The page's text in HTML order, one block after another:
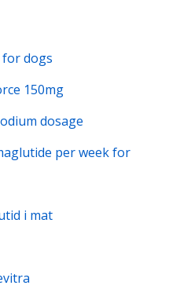
dogs
150mg
dosage
per week for
i mat